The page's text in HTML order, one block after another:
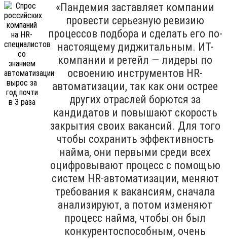
«Пандемия заставляет компании
провести серьезную ревизию
процессов подбора и сделать его по-
настоящему диджитальным. ИТ-
компании и ретейл — лидеры по
освоению инструментов HR-
автоматизации, так как они острее
других отраслей борются за
кандидатов и повышают скорость
закрытия своих вакансий. Для того
чтобы сохранить эффективность
найма, они первыми среди всех
оцифровывают процесс с помощью
систем HR-автоматизации, меняют
требования к вакансиям, сначала
анализируют, а потом изменяют
процесс найма, чтобы он был
конкурентоспособным, очень